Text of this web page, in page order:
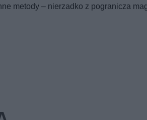
metody – nierzadko z pogranicza